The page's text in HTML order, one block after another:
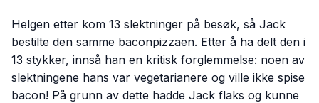
Helgen etter kom 13 slektninger på besøk, så Jack
bestilte den samme baconpizzaen. Etter å ha delt den i
13 stykker, innså han en kritisk forglemmelse: noen av
slektningene hans var vegetarianere og ville ikke spise
bacon! På grunn av dette hadde Jack flaks og kunne